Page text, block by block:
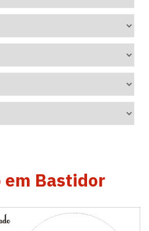
em Bastidor